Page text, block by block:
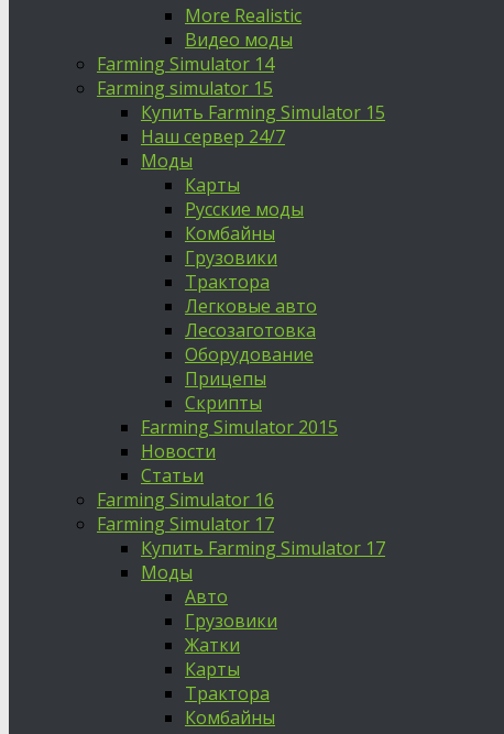
More Realistic
Видео моды
Farming Simulator 14
Farming simulator 15
Купить Farming Simulator 15
Наш сервер 24/7
Моды
Карты
Русские моды
Комбайны
Грузовики
Трактора
Легковые авто
Лесозаготовка
Оборудование
Прицепы
Скрипты
Farming Simulator 2015
Новости
Статьи
Farming Simulator 16
Farming Simulator 17
Купить Farming Simulator 17
Моды
Авто
Грузовики
Жатки
Карты
Трактора
Комбайны